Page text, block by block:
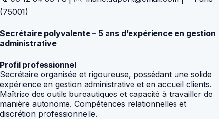
(75001)
Secrétaire polyvalente – 5 ans d’expérience en gestion
administrative
Profil professionnel
Secrétaire organisée et rigoureuse, possédant une solide
expérience en gestion administrative et en accueil clients.
Maîtrise des outils bureautiques et capacité à travailler de
manière autonome. Compétences relationnelles et
discrétion professionnelle.